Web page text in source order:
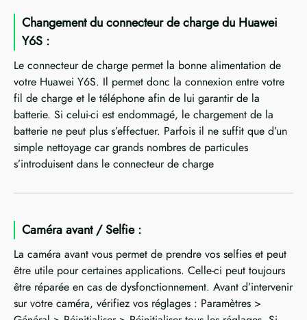
Changement du connecteur de charge du Huawei
Y6S :
Le connecteur de charge permet la bonne alimentation de
votre Huawei Y6S. Il permet donc la connexion entre votre
fil de charge et le téléphone afin de lui garantir de la
batterie. Si celui-ci est endommagé, le chargement de la
batterie ne peut plus s’effectuer. Parfois il ne suffit que d’un
simple nettoyage car grands nombres de particules
s’introduisent dans le connecteur de charge
Caméra avant / Selfie :
La caméra avant vous permet de prendre vos selfies et peut
être utile pour certaines applications. Celle-ci peut toujours
être réparée en cas de dysfonctionnement. Avant d’intervenir
sur votre caméra, vérifiez vos réglages : Paramètres >